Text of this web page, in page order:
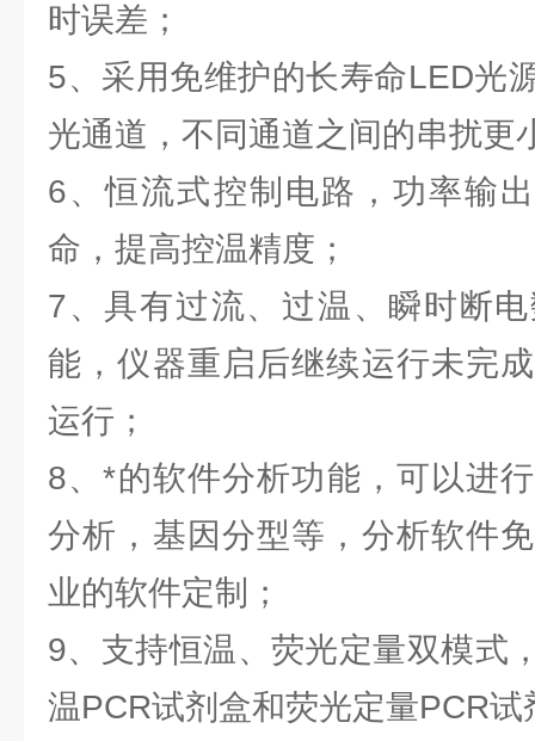
时误差；
5、采用免维护的长寿命LED光
光通道，不同通道之间的串扰更
6、恒流式控制电路，功率输
命，提高控温精度；
7、具有过流、过温、瞬时断
能，仪器重启后继续运行未完
运行；
8、*的软件分析功能，可以进
分析，基因分型等，分析软件
业的软件定制；
9、支持恒温、荧光定量双模式
温PCR试剂盒和荧光定量PCR试